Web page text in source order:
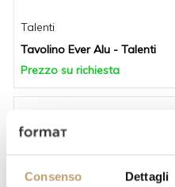
Consenso Dettagli
Talenti
Tavolino Ever Alu - Talenti
Prezzo su richiesta